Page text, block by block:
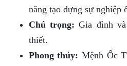
năng tạo dựng sự nghiệp
Chú trọng: Gia đình
thiết.
Phong thủy: Mệnh Ốc